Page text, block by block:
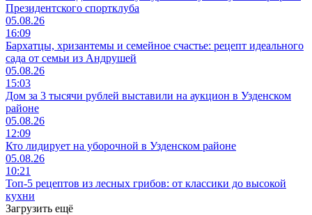
Президентского спортклуба
05.08.26
16:09
Бархатцы, хризантемы и семейное счастье: рецепт идеального
сада от семьи из Андрушей
05.08.26
15:03
Дом за 3 тысячи рублей выставили на аукцион в Узденском
районе
05.08.26
12:09
Кто лидирует на уборочной в Узденском районе
05.08.26
10:21
Топ-5 рецептов из лесных грибов: от классики до высокой
кухни
Загрузить ещё